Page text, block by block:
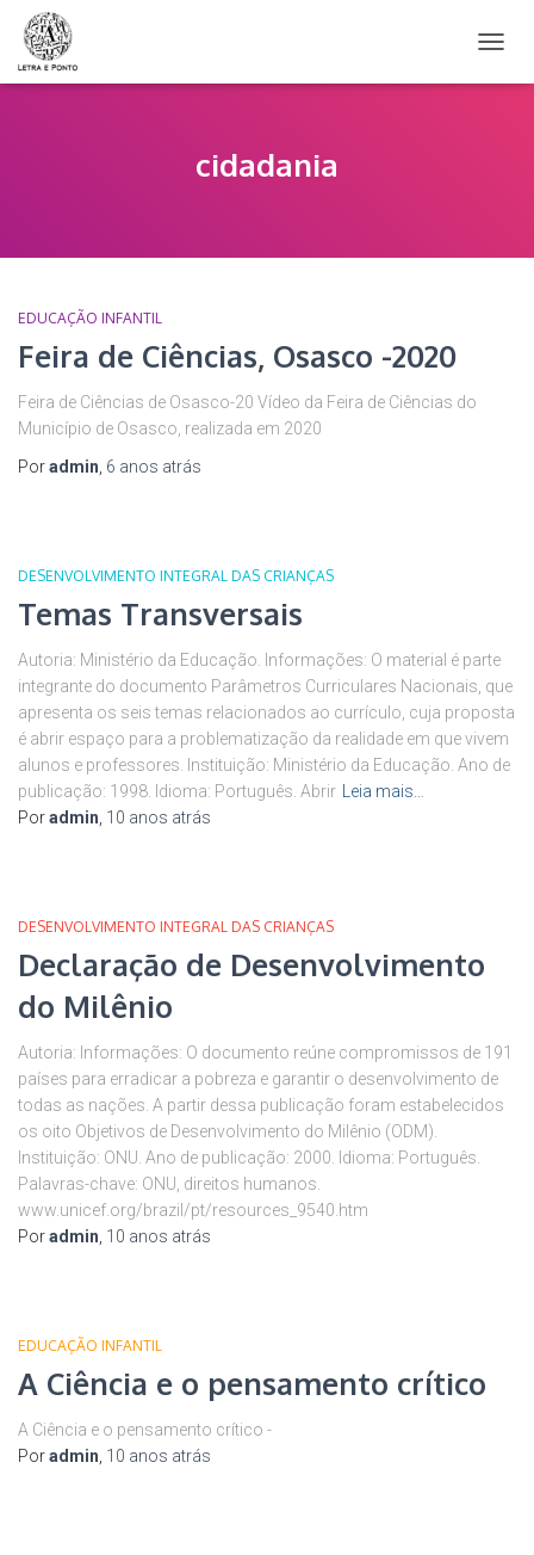
cidadania
EDUCAÇÃO INFANTIL
Feira de Ciências, Osasco -2020
Feira de Ciências de Osasco-20 Vídeo da Feira de Ciências do
Município de Osasco, realizada em 2020
Poradmin 6 anos atrás
DESENVOLVIMENTO INTEGRAL DAS CRIANÇAS
Temas Transversais
Autoria: Ministério da Educação. Informações: O material é parte
integrante do documento Parâmetros Curriculares Nacionais, que
apresenta os seis temas relacionados ao currículo, cuja proposta
é abrir espaço para a problematização da realidade em que vivem
alunos e professores. Instituição: Ministério da Educação. Ano de
publicação: 1998. Idioma: Português. Abrir
Leia mais…
Poradmin 10 anos atrás
DESENVOLVIMENTO INTEGRAL DAS CRIANÇAS
Declaração de Desenvolvimento
do Milênio
Autoria: Informações: O documento reúne compromissos de 191
países para erradicar a pobreza e garantir o desenvolvimento de
todas as nações. A partir dessa publicação foram estabelecidos
os oito Objetivos de Desenvolvimento do Milênio (ODM).
Instituição: ONU. Ano de publicação: 2000. Idioma: Português.
Palavras-chave: ONU, direitos humanos.
www.unicef.org/brazil/pt/resources_9540.htm
Poradmin 10 anos atrás
EDUCAÇÃO INFANTIL
A Ciência e o pensamento crítico
A Ciência e o pensamento crítico -
Poradmin 10 anos atrás